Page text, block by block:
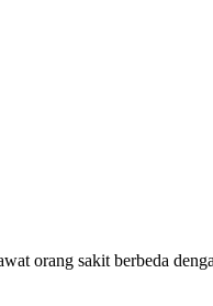
orang sakit berbeda